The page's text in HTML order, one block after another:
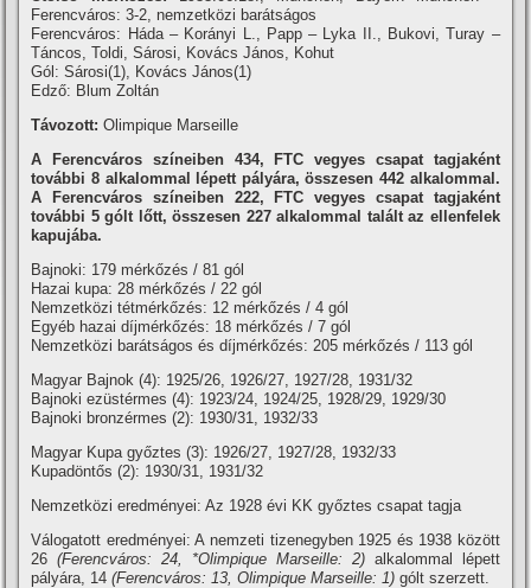
Ferencváros: 3-2, nemzetközi barátságos
Ferencváros: Háda – Korányi L., Papp – Lyka II., Bukovi, Turay –
Táncos, Toldi, Sárosi, Kovács János, Kohut
Gól: Sárosi(1), Kovács János(1)
Edző: Blum Zoltán
Távozott: Olimpique Marseille
A Ferencváros szí­neiben 434, FTC vegyes csapat tagjaként
további 8 alkalommal lépett pályára, összesen 442 alkalommal.
A Ferencváros szí­neiben 222, FTC vegyes csapat tagjaként
további 5 gólt lőtt, összesen 227 alkalommal talált az ellenfelek
kapujába.
Bajnoki: 179 mérkőzés / 81 gól
Hazai kupa: 28 mérkőzés / 22 gól
Nemzetközi tétmérkőzés: 12 mérkőzés / 4 gól
Egyéb hazai dí­jmérkőzés: 18 mérkőzés / 7 gól
Nemzetközi barátságos és dí­jmérkőzés: 205 mérkőzés / 113 gól
Magyar Bajnok (4): 1925/26, 1926/27, 1927/28, 1931/32
Bajnoki ezüstérmes (4): 1923/24, 1924/25, 1928/29, 1929/30
Bajnoki bronzérmes (2): 1930/31, 1932/33
Magyar Kupa győztes (3): 1926/27, 1927/28, 1932/33
Kupadöntős (2): 1930/31, 1931/32
Nemzetközi eredményei: Az 1928 évi KK győztes csapat tagja
Válogatott eredményei: A nemzeti tizenegyben 1925 és 1938 között
26(Ferencváros: 24, *Olimpique Marseille: 2)alkalommal lépett
pályára, 14(Ferencváros: 13, Olimpique Marseille: 1) gólt szerzett.